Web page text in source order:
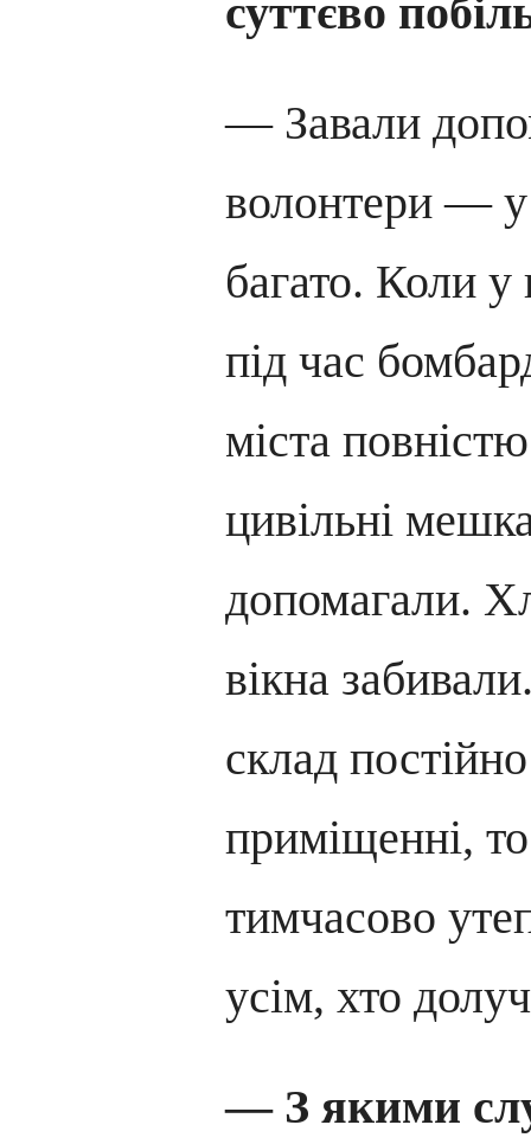
суттєво
— Завали
волонтери —
багато. Коли у
під час
міста
цивільні
допомагали.
вікна
склад
приміщенні,
тимчасово
усім, хто
— З якими